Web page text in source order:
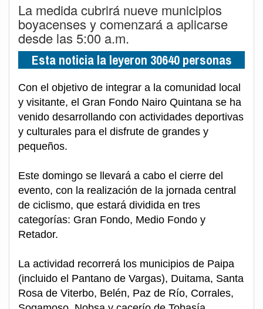
La medida cubrirá nueve municipios
boyacenses y comenzará a aplicarse
desde las 5:00 a.m.
Esta noticia la leyeron 30640 personas
Con el objetivo de integrar a la comunidad local
y visitante, el Gran Fondo Nairo Quintana se ha
venido desarrollando con actividades deportivas
y culturales para el disfrute de grandes y
pequeños.
Este domingo se llevará a cabo el cierre del
evento, con la realización de la jornada central
de ciclismo, que estará dividida en tres
categorías: Gran Fondo, Medio Fondo y
Retador.
La actividad recorrerá los municipios de Paipa
(incluido el Pantano de Vargas), Duitama, Santa
Rosa de Viterbo, Belén, Paz de Río, Corrales,